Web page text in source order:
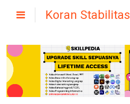
Koran Stabilitas